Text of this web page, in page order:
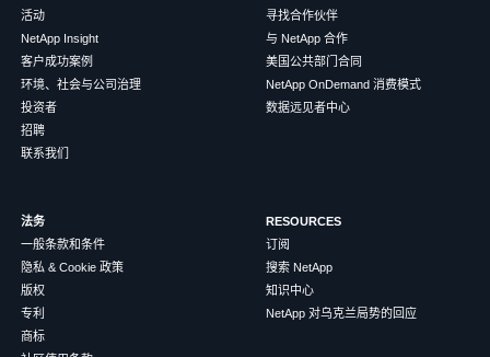
活动
NetApp Insight
客户成功案例
环境、社会与公司治理
投资者
招聘
联系我们
寻找合作伙伴
与 NetApp 合作
美国公共部门合同
NetApp OnDemand 消费模式
数据远见者中心
法务
一般条款和条件
隐私 & Cookie 政策
版权
专利
商标
RESOURCES
订阅
搜索 NetApp
知识中心
NetApp 对乌克兰局势的回应